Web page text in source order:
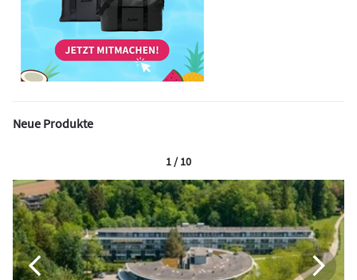
Neue Produkte
1 / 10